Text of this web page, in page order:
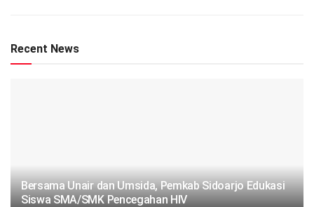
Recent News
Bersama Unair dan Umsida, Pemkab Sidoarjo Edukasi
Siswa SMA/SMK Pencegahan HIV